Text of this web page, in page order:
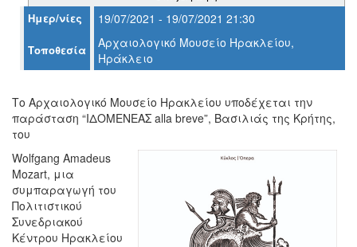
ΤΟΠΟΣ
ΠΟΛΙΤΙΣΜΟΣ
ΑΝΘΕΚΤΙΚΗ
ΠΟΛΗ
Ημερ/νίες 19/07/2021 - 19/07/2021 21:30
Τοποθεσία
Αρχαιολογικό Μουσείο Ηρακλείου,
Ηράκλειο
Το Αρχαιολογικό Μουσείο Ηρακλείου υποδέχεται την
παράσταση “ΙΔΟΜΕΝΕΑΣ alla breve”, Bασιλιάς της Κρήτης,
του
Wolfgang Amadeus
Mozart, μια
συμπαραγωγή του
Πολιτιστικού
Συνεδριακού
Κέντρου Ηρακλείου